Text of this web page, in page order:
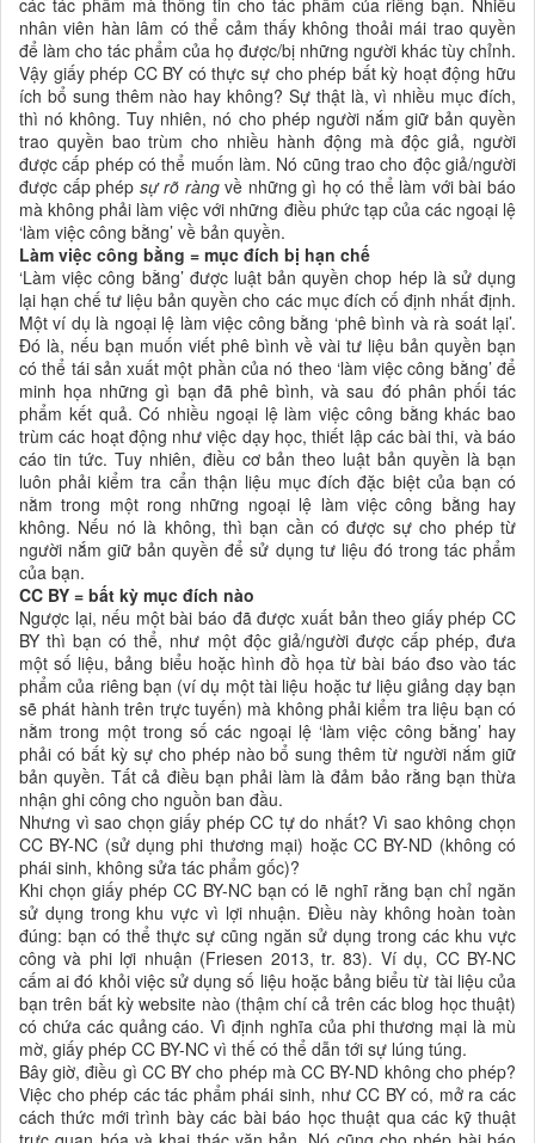
các tác phẩm mà thông tin cho tác phẩm của riêng bạn. Nhiều
nhân viên hàn lâm có thể cảm thấy không thoải mái trao quyền
để làm cho tác phẩm của họ được/bị những người khác tùy chỉnh.
Vậy giấy phép CC BY có thực sự cho phép bất kỳ hoạt động hữu
ích bổ sung thêm nào hay không? Sự thật là, vì nhiều mục đích,
thì nó không. Tuy nhiên, nó cho phép người nắm giữ bản quyền
trao quyền bao trùm cho nhiều hành động mà độc giả, người
được cấp phép có thể muốn làm. Nó cũng trao cho độc giả/người
được cấp phép sự rõ ràngvề những gì họ có thể làm với bài báo
mà không phải làm việc với những điều phức tạp của các ngoại lệ
‘làm việc công bằng’ về bản quyền.
Làm việc công bằng = mục đích bị hạn chế
‘Làm việc công bằng’ được luật bản quyền chop hép là sử dụng
lại hạn chế tư liệu bản quyền cho các mục đích cố định nhất định.
Một ví dụ là ngoại lệ làm việc công bằng ‘phê bình và rà soát lại’.
Đó là, nếu bạn muốn viết phê bình về vài tư liệu bản quyền bạn
có thể tái sản xuất một phần của nó theo ‘làm việc công bằng’ để
minh họa những gì bạn đã phê bình, và sau đó phân phối tác
phẩm kết quả. Có nhiều ngoại lệ làm việc công bằng khác bao
trùm các hoạt động như việc dạy học, thiết lập các bài thi, và báo
cáo tin tức. Tuy nhiên, điều cơ bản theo luật bản quyền là bạn
luôn phải kiểm tra cẩn thận liệu mục đích đặc biệt của bạn có
nằm trong một rong những ngoại lệ làm việc công bằng hay
không. Nếu nó là không, thì bạn cần có được sự cho phép từ
người nắm giữ bản quyền để sử dụng tư liệu đó trong tác phẩm
của bạn.
CC BY = bất kỳ mục đích nào
Ngược lại, nếu một bài báo đã được xuất bản theo giấy phép CC
BY thì bạn có thể, như một độc giả/người được cấp phép, đưa
một số liệu, bảng biểu hoặc hình đồ họa từ bài báo đso vào tác
phẩm của riêng bạn (ví dụ một tài liệu hoặc tư liệu giảng dạy bạn
sẽ phát hành trên trực tuyến) mà không phải kiểm tra liệu bạn có
nằm trong một trong số các ngoại lệ ‘làm việc công bằng’ hay
phải có bất kỳ sự cho phép nào bổ sung thêm từ người nắm giữ
bản quyền. Tất cả điều bạn phải làm là đảm bảo rằng bạn thừa
nhận ghi công cho nguồn ban đầu.
Nhưng vì sao chọn giấy phép CC tự do nhất? Vì sao không chọn
CC BY-NC (sử dụng phi thương mại) hoặc CC BY-ND (không có
phái sinh, không sửa tác phẩm gốc)?
Khi chọn giấy phép CC BY-NC bạn có lẽ nghĩ rằng bạn chỉ ngăn
sử dụng trong khu vực vì lợi nhuận. Điều này không hoàn toàn
đúng: bạn có thể thực sự cũng ngăn sử dụng trong các khu vực
công và phi lợi nhuận (Friesen 2013, tr. 83). Ví dụ, CC BY-NC
cấm ai đó khỏi việc sử dụng số liệu hoặc bảng biểu từ tài liệu của
bạn trên bất kỳ website nào (thậm chí cả trên các blog học thuật)
có chứa các quảng cáo. Vì định nghĩa của phi thương mại là mù
mờ, giấy phép CC BY-NC vì thế có thể dẫn tới sự lúng túng.
Bây giờ, điều gì CC BY cho phép mà CC BY-ND không cho phép?
Việc cho phép các tác phẩm phái sinh, như CC BY có, mở ra các
cách thức mới trình bày các bài báo học thuật qua các kỹ thuật